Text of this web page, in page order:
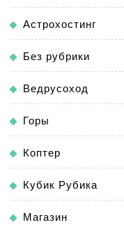
Астрохостинг
Без рубрики
Ведрусоход
Горы
Коптер
Кубик Рубика
Магазин